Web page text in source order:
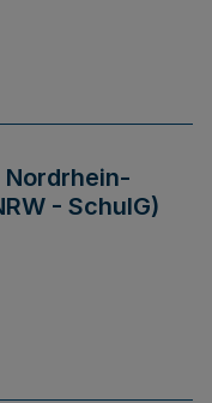
- SchulG)